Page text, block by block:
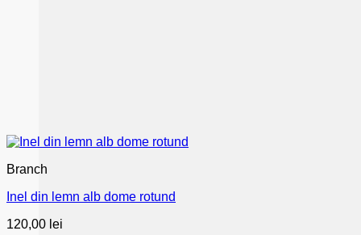
Branch
Inel din lemn alb dome rotund
120,00 lei